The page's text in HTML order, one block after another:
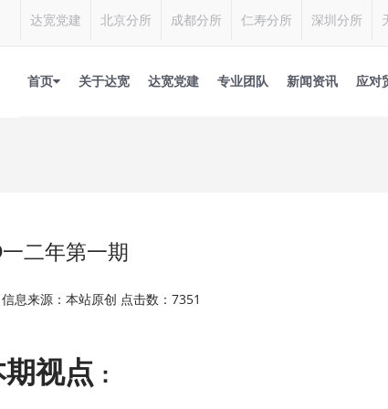
达宽党建 北京分所 成都分所 仁寿分所 深圳分所
首页 关于达宽 达宽党建 专业团队 新闻资讯 应对
二年第一期
息来源：本站原创 点击数：7351
视点 ：